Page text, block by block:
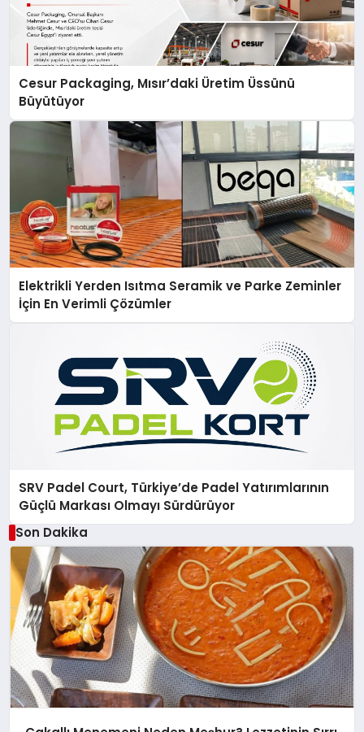
Cesur Packaging, Mısır’daki Üretim Üssünü
Büyütüyor
Elektrikli Yerden Isıtma Seramik ve Parke Zeminler
İçin En Verimli Çözümler
SRV Padel Court, Türkiye’de Padel Yatırımlarının
Güçlü Markası Olmayı Sürdürüyor
Son Dakika